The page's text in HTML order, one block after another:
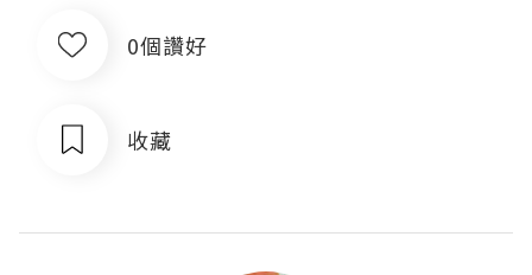
0個讚好
收藏